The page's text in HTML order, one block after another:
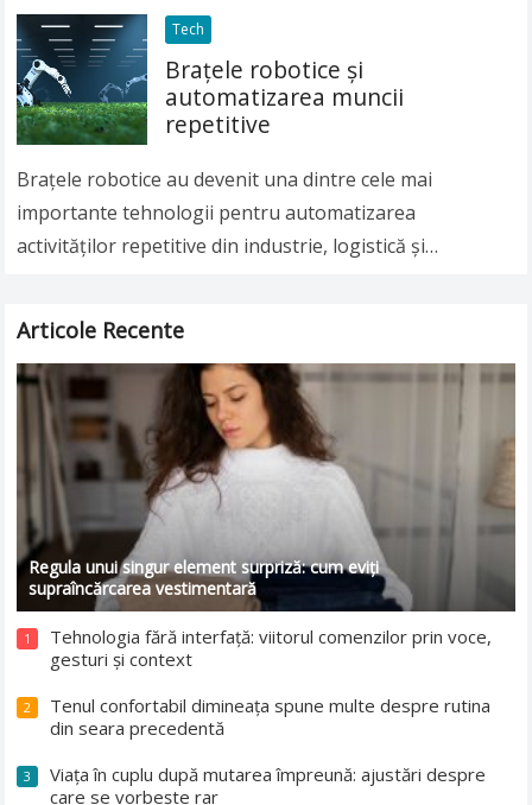
more
Tech
Brațele robotice și
automatizarea muncii
repetitive
Brațele robotice au devenit una dintre cele mai
importante tehnologii pentru automatizarea
activităților repetitive din industrie, logistică și
Articole Recente
Regula unui singur element surpriză: cum eviți
supraîncărcarea vestimentară
1
Tehnologia fără interfață: viitorul comenzilor prin voce,
gesturi și context
2
Tenul confortabil dimineața spune multe despre rutina
din seara precedentă
3
Viața în cuplu după mutarea împreună: ajustări despre
care se vorbește rar